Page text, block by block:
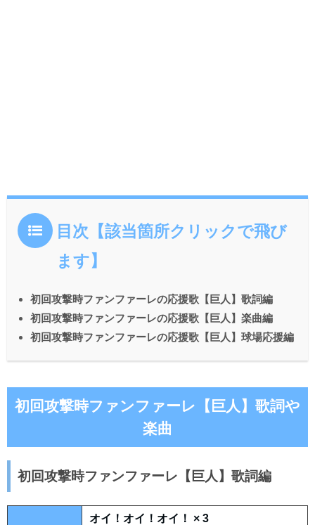
目次【該当箇所クリックで飛び
ます】
初回攻撃時ファンファーレの応援歌【巨人】歌詞編
初回攻撃時ファンファーレの応援歌【巨人】楽曲編
初回攻撃時ファンファーレの応援歌【巨人】球場応援編
初回攻撃時ファンファーレ【巨人】歌詞や
楽曲
初回攻撃時ファンファーレ【巨人】歌詞編
オイ！オイ！オイ！ × 3